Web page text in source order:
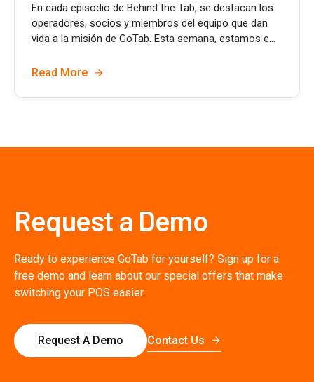
En cada episodio de Behind the Tab, se destacan los
operadores, socios y miembros del equipo que dan
vida a la misión de GoTab. Esta semana, estamos e...
Read More
Request a Demo
Ready to experience GoTab for yourself? Sign up for a
free demo and learn about our special offers that make
switching your POS easier.
Request A Demo Contact Us